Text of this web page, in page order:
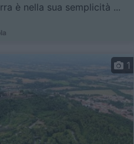
è nella sua semplicità ...
1